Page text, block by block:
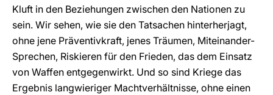
Kluft in den Beziehungen zwischen den Nationen zu
sein. Wir sehen, wie sie den Tatsachen hinterherjagt,
ohne jene Präventivkraft, jenes Träumen, Miteinander-
Sprechen, Riskieren für den Frieden, das dem Einsatz
von Waffen entgegenwirkt. Und so sind Kriege das
Ergebnis langwieriger Machtverhältnisse, ohne einen